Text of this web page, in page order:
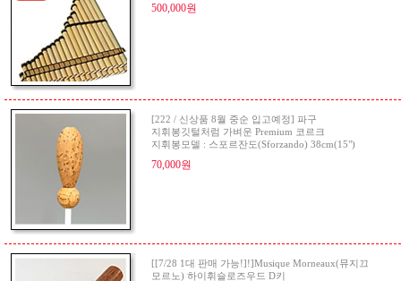
500,000원
[222 / 신상품 8월 중순 입고예정] 파구
지휘봉깃털처럼 가벼운 Premium 코르크
지휘봉모델 : 스포르잔도(Sforzando) 38cm(15")
70,000원
[[7/28 1대 판매 가능!]!]Musique Morneaux(뮤지끄
모르노) 하이휘슬로즈우드 D키